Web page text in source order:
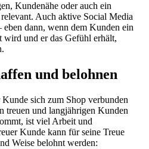
Kundenähe oder auch ein
Auch aktive Social Media
dann, wenn dem Kunden ein
und er das Gefühl erhält,
und belohnen
sich zum Shop verbunden
treuen und langjährigen Kunden
ist viel Arbeit und
Kunde kann für seine Treue
Weise belohnt werden: